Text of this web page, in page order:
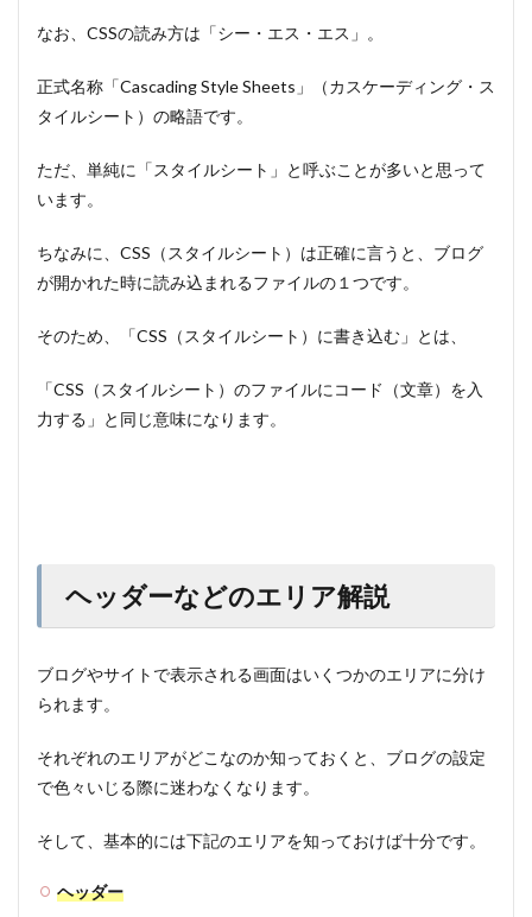
なお、CSSの読み方は「シー・エス・エス」。
正式名称「Cascading Style Sheets」（カスケーディング・ス
タイルシート）の略語です。
ただ、単純に「スタイルシート」と呼ぶことが多いと思って
います。
ちなみに、CSS（スタイルシート）は正確に言うと、ブログ
が開かれた時に読み込まれるファイルの１つです。
そのため、「CSS（スタイルシート）に書き込む」とは、
「CSS（スタイルシート）のファイルにコード（文章）を入
力する」と同じ意味になります。
ヘッダーなどのエリア解説
ブログやサイトで表示される画面はいくつかのエリアに分け
られます。
それぞれのエリアがどこなのか知っておくと、ブログの設定
で色々いじる際に迷わなくなります。
そして、基本的には下記のエリアを知っておけば十分です。
ヘッダー